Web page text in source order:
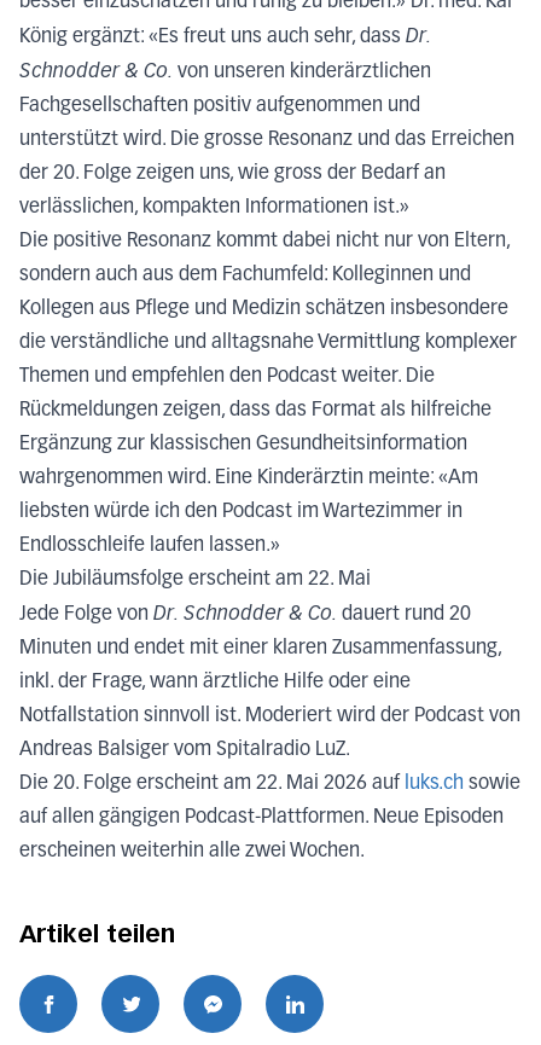
König ergänzt: «Es freut uns auch sehr, dass Dr.
Schnodder & Co. von unseren kinderärztlichen
Fachgesellschaften positiv aufgenommen und
unterstützt wird. Die grosse Resonanz und das Erreichen
der 20. Folge zeigen uns, wie gross der Bedarf an
verlässlichen, kompakten Informationen ist.»
Die positive Resonanz kommt dabei nicht nur von Eltern,
sondern auch aus dem Fachumfeld: Kolleginnen und
Kollegen aus Pflege und Medizin schätzen insbesondere
die verständliche und alltagsnahe Vermittlung komplexer
Themen und empfehlen den Podcast weiter. Die
Rückmeldungen zeigen, dass das Format als hilfreiche
Ergänzung zur klassischen Gesundheitsinformation
wahrgenommen wird. Eine Kinderärztin meinte: «Am
liebsten würde ich den Podcast im Wartezimmer in
Endlosschleife laufen lassen.»
Die Jubiläumsfolge erscheint am 22. Mai
Jede Folge von Dr. Schnodder & Co. dauert rund 20
Minuten und endet mit einer klaren Zusammenfassung,
inkl. der Frage, wann ärztliche Hilfe oder eine
Notfallstation sinnvoll ist. Moderiert wird der Podcast von
Andreas Balsiger vom Spitalradio LuZ.
Die 20. Folge erscheint am 22. Mai 2026 auf luks.ch sowie
auf allen gängigen Podcast-Plattformen. Neue Episoden
erscheinen weiterhin alle zwei Wochen.
Artikel teilen